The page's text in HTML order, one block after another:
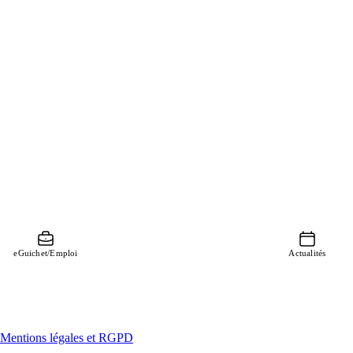
eGuichet/Emploi Actualités
Mentions légales et RGPD